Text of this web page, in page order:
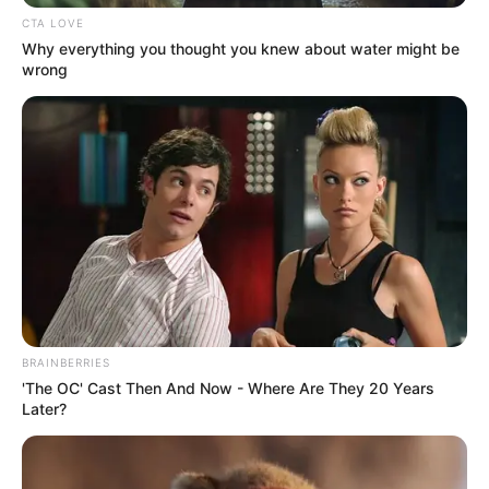
CTA LOVE
Why everything you thought you knew about water might be
wrong
BRAINBERRIES
'The OC' Cast Then And Now - Where Are They 20 Years
Later?